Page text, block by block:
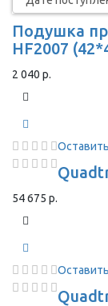
Подушка
HF2007
2 040 р.
54 675 р.